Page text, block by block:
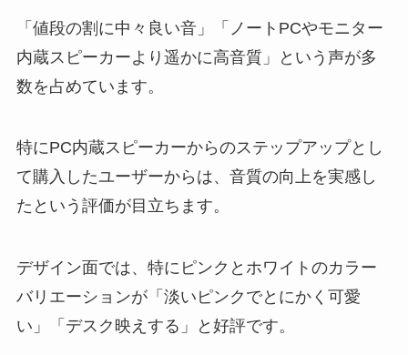
「値段の割に中々良い音」「ノートPCやモニター
内蔵スピーカーより遥かに高音質」という声が多
数を占めています。
特にPC内蔵スピーカーからのステップアップとし
て購入したユーザーからは、音質の向上を実感し
たという評価が目立ちます。
デザイン面では、特にピンクとホワイトのカラー
バリエーションが「淡いピンクでとにかく可愛
い」「デスク映えする」と好評です。